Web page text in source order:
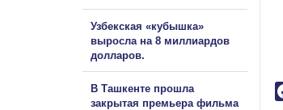
Узбекская «кубышка»
выросла на 8 миллиардов
долларов.
В Ташкенте прошла
закрытая премьера фильма